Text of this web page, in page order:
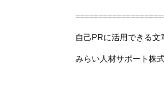
自己PRに活用できる文
みらい人材サポート株